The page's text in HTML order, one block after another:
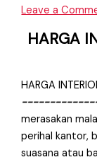
Leave a
HARGA
HARGA
merasakan
perihal kantor,
suasana atau